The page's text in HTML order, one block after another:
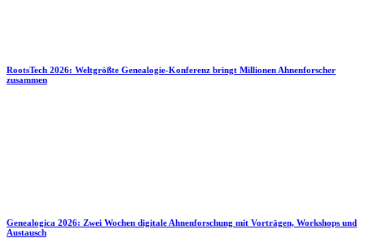
RootsTech 2026: Weltgrößte Genealogie-Konferenz bringt Millionen Ahnenforscher
zusammen
Genealogica 2026: Zwei Wochen digitale Ahnenforschung mit Vorträgen, Workshops und
Austausch